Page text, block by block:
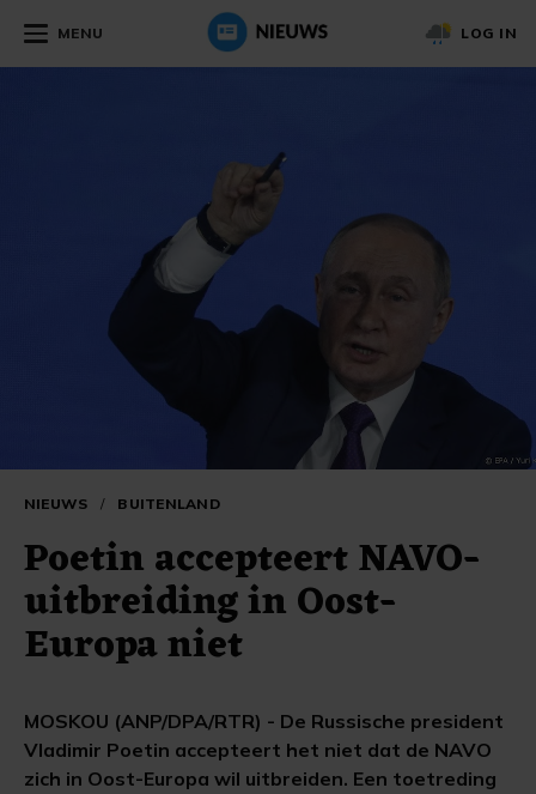
MENU LOG IN
NIEUWS / BUITENLAND
Poetin accepteert NAVO-
uitbreiding in Oost-
Europa niet
MOSKOU (ANP/DPA/RTR) - De Russische president
Vladimir Poetin accepteert het niet dat de NAVO
zich in Oost-Europa wil uitbreiden. Een toetreding